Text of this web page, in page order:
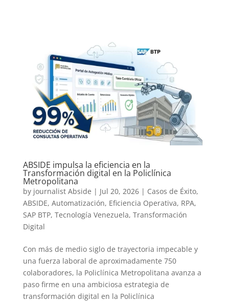
ABSIDE impulsa la eficiencia en la
Transformación digital en la Policlínica
Metropolitana
by journalist Abside | Jul 20, 2026| Casos de Éxito,
ABSIDE, Automatización, Eficiencia Operativa, RPA,
SAP BTP, Tecnología Venezuela, Transformación
Digital
Con más de medio siglo de trayectoria impecable y
una fuerza laboral de aproximadamente 750
colaboradores, la Policlínica Metropolitana avanza a
paso firme en una ambiciosa estrategia de
transformación digital en la Policlínica